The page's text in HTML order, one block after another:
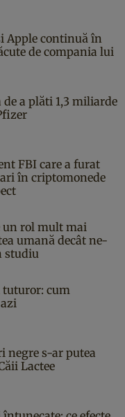
Apple continuă în
de compania lui
a plăti 1,3 miliarde
FBI care a furat
în criptomonede
un rol mult mai
umană decât ne-
studiu
tuturor: cum
negre s-ar putea
Lactee